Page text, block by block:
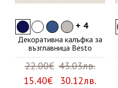
+ 4
Декоративна калъфка за
възглавница Besto
22.00€ 43.03лв.
15.40€ 30.12лв.